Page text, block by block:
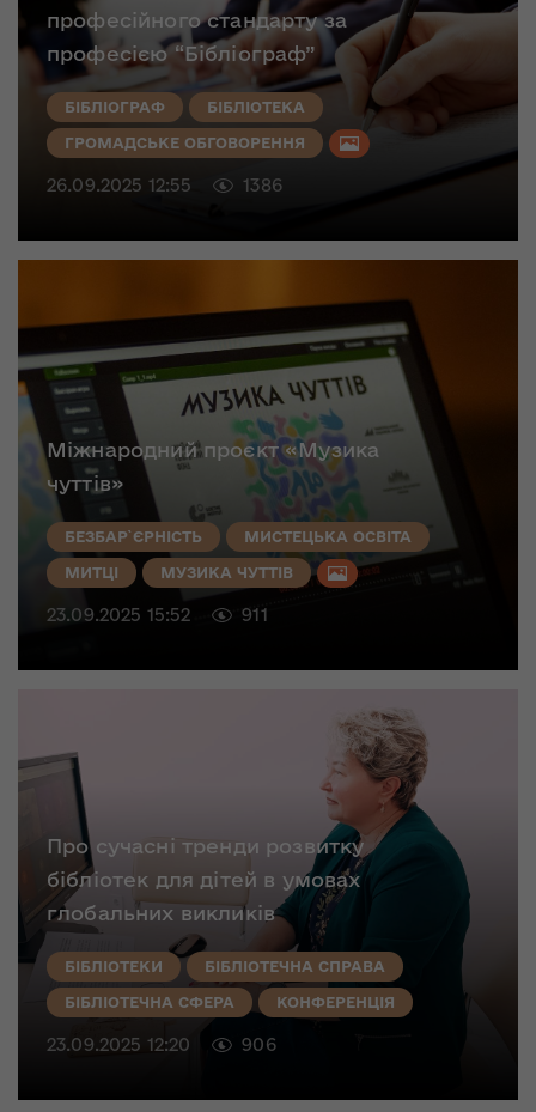
професійного стандарту за
професією “Бібліограф”
БІБЛІОГРАФ БІБЛІОТЕКА
ГРОМАДСЬКЕ ОБГОВОРЕННЯ
26.09.2025 12:55 1386
Міжнародний проєкт «Музика
чуттів»
БЕЗБАР`ЄРНІСТЬ МИСТЕЦЬКА ОСВІТА
МИТЦІ МУЗИКА ЧУТТІВ
23.09.2025 15:52 911
Про сучасні тренди розвитку
бібліотек для дітей в умовах
глобальних викликів
БІБЛІОТЕКИ БІБЛІОТЕЧНА СПРАВА
БІБЛІОТЕЧНА СФЕРА КОНФЕРЕНЦІЯ
23.09.2025 12:20 906